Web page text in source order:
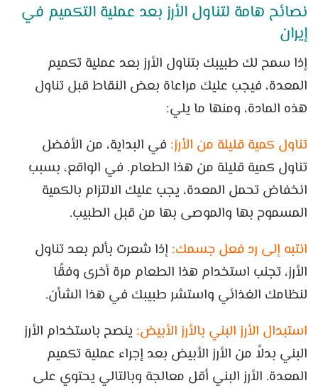
نصائح هامة لتناول الأرز بعد عملية التكميم في
إيران
إذا سمح لك طبيبك بتناول الأرز بعد عملية تكميم
المعدة، فيجب عليك مراعاة بعض النقاط قبل تناول
هذه المادة، ومنها ما يلي:
تناول كمية قليلة من الأرز: في البداية، من الأفضل
تناول كمية قليلة من هذا الطعام. في الواقع، بسبب
انخفاض تحمل المعدة، يجب عليك الالتزام بالكمية
المسموح بها والموصى بها من قبل الطبيب.
انتبه إلى رد فعل جسمك: إذا شعرت بألم بعد تناول
الأرز، تجنب استخدام هذا الطعام مرة أخرى وفقًا
لنظامك الغذائي واستشر طبيبك في هذا الشأن.
استبدال الأرز البني بالأرز الأبيض: ينصح باستخدام الأرز
البني بدلاً من الأرز الأبيض بعد إجراء عملية تكميم
المعدة. الأرز البني أقل معالجة وبالتالي يحتوي على